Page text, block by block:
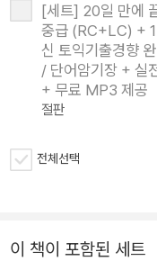
[세트] 20일 만에
중급 (RC+LC) +
신 토익기출경향
/ 단어암기장 + 실
+ 무료 MP3 제공
절판
전체선택
이 책이 포함된 세트